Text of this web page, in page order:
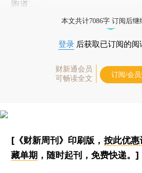
跑道。
本文共计7086字 订阅后继
登录 后获取已订阅的阅
财新通会员
可畅读全文
订阅/会员
[《财新周刊》印刷版， 按此优惠
藏单期 ，随时起刊，免费快递。]